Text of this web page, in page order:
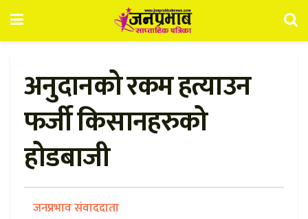
अनुदानको रकम हत्याउन
फर्जी किसानहरुको
होडबाजी
जनप्रभाव संवाददाता